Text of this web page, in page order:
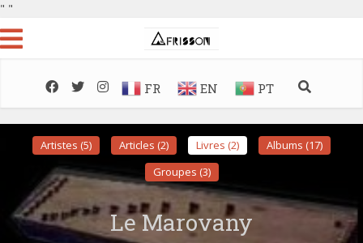
" "
FR EN PT
Artistes (5) Articles (2) Livres (2)
Albums (17)
Groupes (3)
Le Marovany